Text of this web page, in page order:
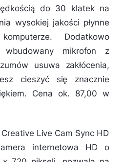
do 30 klatek na
wysokiej jakości płynne
Dodatkowo
wbudowany mikrofon z
usuwa zakłócenia,
cieszyć się znacznie
Cena ok. 87,00 w
Live Cam Sync HD
internetowa HD o